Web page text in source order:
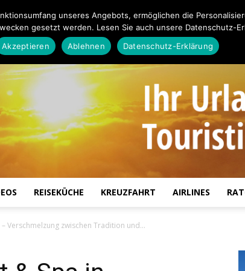
REISEKÜCHE KREUZFAHRT AIRLINES
Verschmelzung zwischen Tradition und...
unseres Angebots, ermöglichen die
gesetzt werden. Lesen Sie auch unsere Datenschutz-
Akzeptieren
Ablehnen Datenschutz-Erklärung